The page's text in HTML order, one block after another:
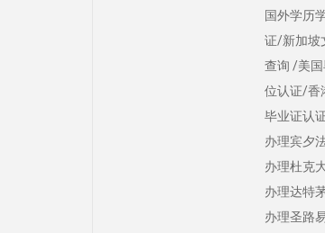
国外学历
证/新加坡
查询 /美
位认证/香
毕业证认
办理宾夕
办理杜克
办理达特
办理圣路